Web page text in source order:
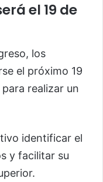
el 19 de
los
el próximo 19
realizar un
identificar el
y facilitar su